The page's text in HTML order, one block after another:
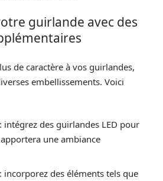
guirlande avec des
de caractère à vos guirlandes,
embellissements. Voici
: intégrez des guirlandes LED pour
une ambiance
: incorporez des éléments tels que